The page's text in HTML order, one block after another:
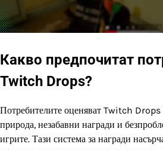
Какво предпочитат
Twitch Drops?
Потребителите оценяват Twitch Drops
природа, незабавни награди и
игрите. Тази система за награди